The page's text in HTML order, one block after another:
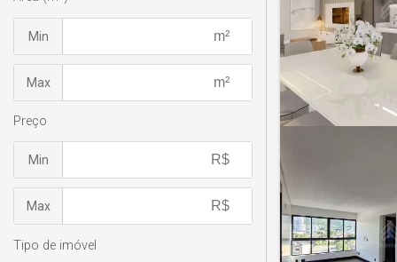
Min
Max
Preço
Min
Max
Tipo de imóvel